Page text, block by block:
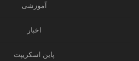
آموزشی
اخبار
پاین اسکریپت